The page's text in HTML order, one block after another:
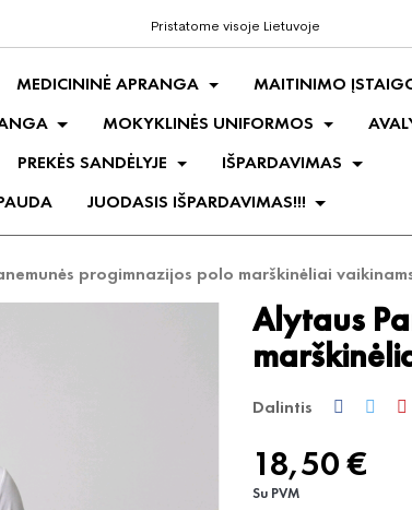
Pristatome visoje Lietuvoje
MEDICININĖ APRANGA
MAITINIMO
MOKYKLINĖS UNIFORMOS
PREKĖS SANDĖLYJE
IŠPARDAVIMAS
JUODASIS IŠPARDAVIMAS!!!
progimnazijos polo marškinėliai
Alytaus
Dalintis
18,50 €
Su PVM